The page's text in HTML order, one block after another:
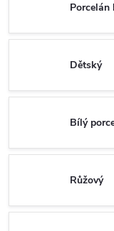
Porcelán
Dětský
Bílý
Růžový